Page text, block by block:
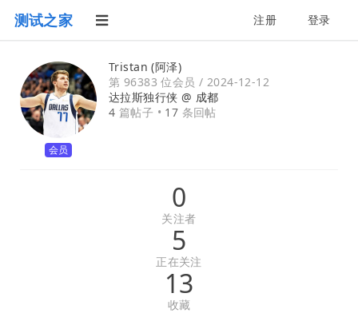
测试之家 注册 登录
会员
Tristan (阿泽)
第 96383 位会员 / 2024-12-12
达拉斯独行侠 @ 成都
4 篇帖子 • 17 条回帖
0
关注者
5
正在关注
13
收藏